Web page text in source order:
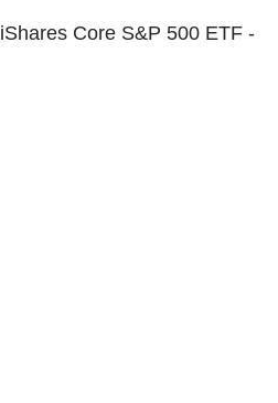
iShares Core S&P 500 ETF -